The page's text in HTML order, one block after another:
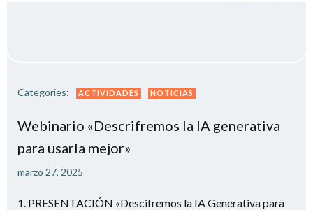
Categories: ACTIVIDADES NOTICIAS
Webinario «Descrifremos la IA generativa
para usarla mejor»
marzo 27, 2025
1. PRESENTACIÓN «Descifremos la IA Generativa para